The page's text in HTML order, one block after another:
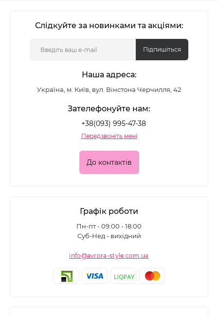
Слідкуйте за новинками та акціями:
Підпишіться
Наша адреса:
Україна, м. Київ, вул. Вінстона Черчилля, 42
Зателефонуйте нам:
+38(093) 995-47-38
Передзвоніть мені
До контактів
Графік роботи
Пн-пт - 09:00 - 18:00
Суб-Нед - вихідний
info@avrora-style.com.ua